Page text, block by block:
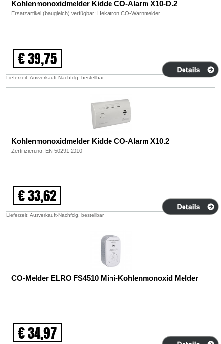
Kohlenmonoxidmelder Kidde CO-Alarm X10-D.2
Ersatzartikel (baugleich) verfügbar: Hekatron CO-Warnmelder
€ 39,75
Lieferzeit: Ausverkauft-Nachfolg. bestellbar
Kohlenmonoxidmelder Kidde CO-Alarm X10.2
Zertifizierung: EN 50291:2010
€ 33,62
Lieferzeit: Ausverkauft-Nachfolg. bestellbar
CO-Melder ELRO FS4510 Mini-Kohlenmonoxid Melder
€ 34,97